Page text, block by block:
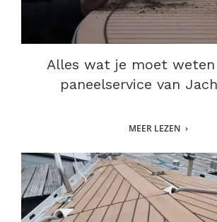
Alles wat je moet weten
paneelservice van
MEER LEZEN